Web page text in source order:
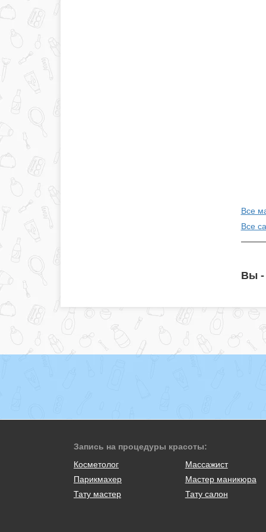
Все
Все
Вы -
Запись на процедуры красоты:
Косметолог
Массажист
Парикмахер
Мастер маникюра
Тату мастер
Тату салон